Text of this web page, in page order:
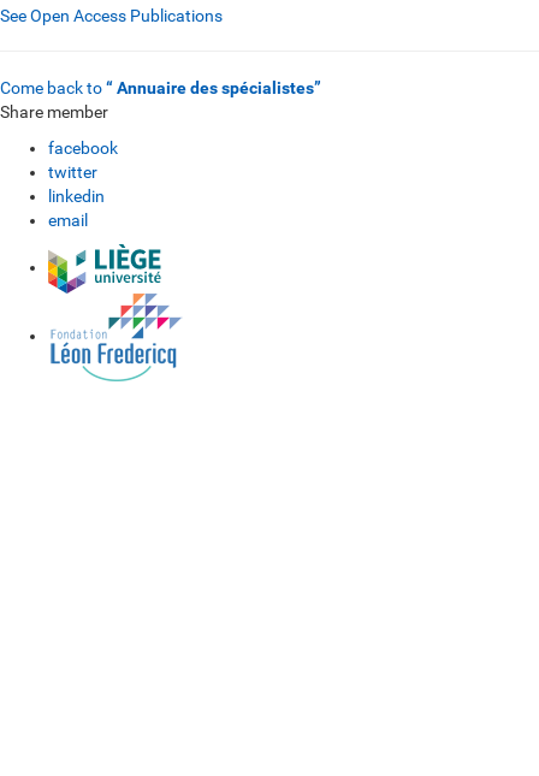
See Open Access Publications
Come back to“ Annuaire des spécialistes”
Share member
facebook
twitter
linkedin
email